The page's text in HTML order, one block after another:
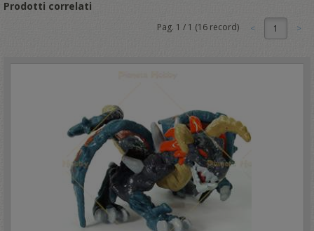
Prodotti correlati
Pag. 1 / 1 (16 record) 1